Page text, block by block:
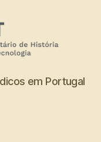
em Portugal